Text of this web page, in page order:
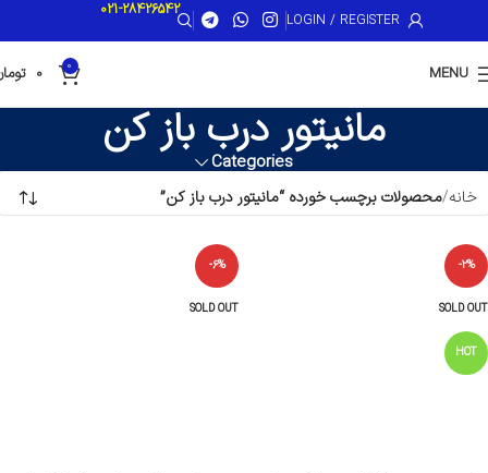
LOGIN / REGISTER
021-28426542
MENU
0
0
مانیتور درب باز کن
Categories
خانه محصولات برچسب خورده “مانیتور درب باز کن”
-2%
SOLD OUT
HOT
-6%
SOLD OUT